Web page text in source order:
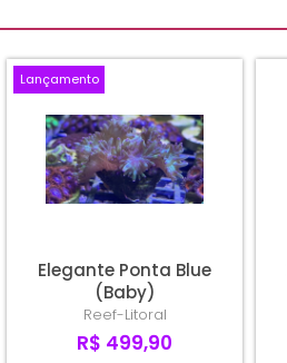
Lançamento
Elegante Ponta Blue
(Baby)
Reef-Litoral
R$ 499,90